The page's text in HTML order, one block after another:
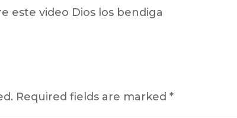
este video Dios los bendiga
Required fields are marked*